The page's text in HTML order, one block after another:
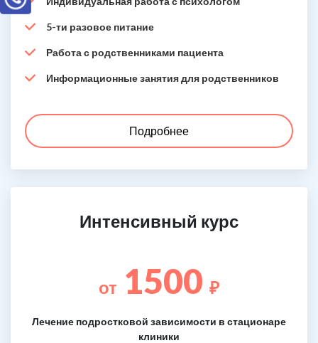
5-ти разовое питание
Работа с родственниками пациента
Информационные занятия для родственников
Подробнее
Интенсивный курс
от 1500 ₽
Лечение подростковой зависимости в стационаре
клиники